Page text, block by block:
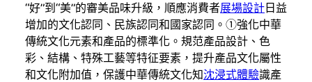
“好”到“美”的審美品味升級，順應消費者展場設計 日益
增加的文化認同、民族認同和國家認同。①強化中華
傳統文化元素和產品的標準化。規范產品設計、色
彩、結構、特殊工藝等特征要素，提升產品文化屬性
和文化附加值，保護中華傳統文化知沈浸式體驗識產